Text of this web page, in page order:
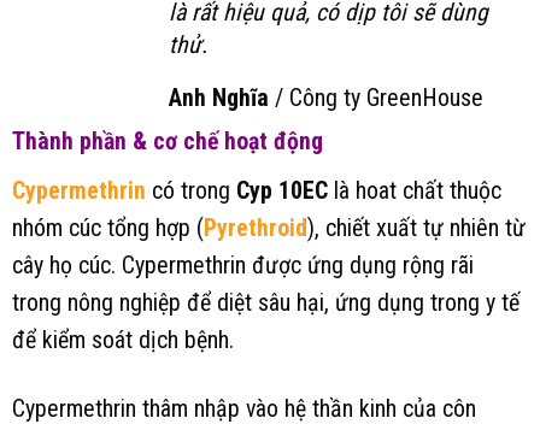
là rất hiệu quả, có dịp tôi sẽ dùng
thử.
Anh Nghĩa / Công ty GreenHouse
Thành phần & cơ chế hoạt động
Cypermethrin có trong Cyp 10EC là hoat chất thuộc
nhóm cúc tổng hợp (Pyrethroid), chiết xuất tự nhiên từ
cây họ cúc. Cypermethrin được ứng dụng rộng rãi
trong nông nghiệp để diệt sâu hại, ứng dụng trong y tế
để kiểm soát dịch bệnh.
Cypermethrin thâm nhập vào hệ thần kinh của côn